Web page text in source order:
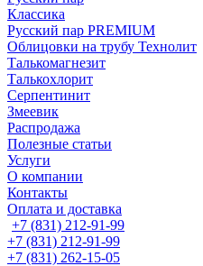
Классика
Русский пар PREMIUM
Облицовки на трубу Технолит
Талькомагнезит
Талькохлорит
Серпентинит
Змеевик
Распродажа
Полезные статьи
Услуги
О компании
Контакты
Оплата и доставка
+7 (831) 212-91-99
+7 (831) 212-91-99
+7 (831) 262-15-05